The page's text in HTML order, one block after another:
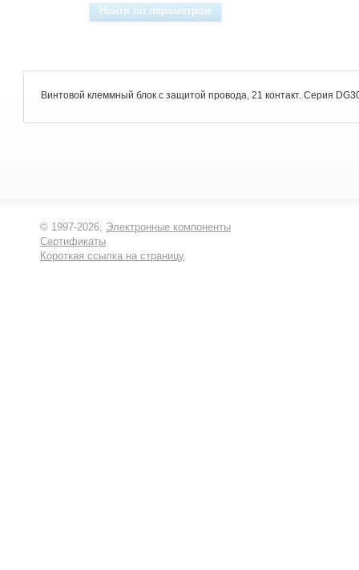
Винтовой клеммный блок с защитой провода, 21 контакт. Серия
© 1997-2026, Электронные компоненты
Сертификаты
Короткая ссылка на страницу